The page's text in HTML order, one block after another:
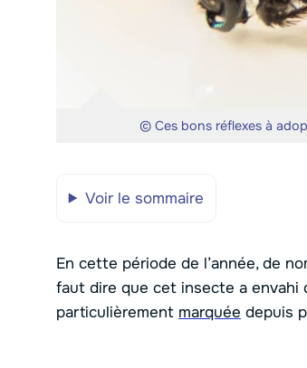
© Ces bons réflexes à
Voir le sommaire
En cette période de l’année, de
faut dire que cet insecte a envahi
particulièrement marquée depuis